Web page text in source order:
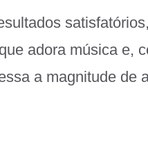
adora música e,
a magnitude de